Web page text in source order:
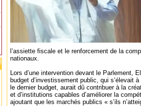
l’assiette fiscale et le renforcement de la
nationaux.
Lors d’une intervention devant le Parlement,
budget d’investissement public, qui s’élevait
le dernier budget, aurait dû contribuer à la
et d’institutions capables d’améliorer la
ajoutant que les marchés publics « s’ils